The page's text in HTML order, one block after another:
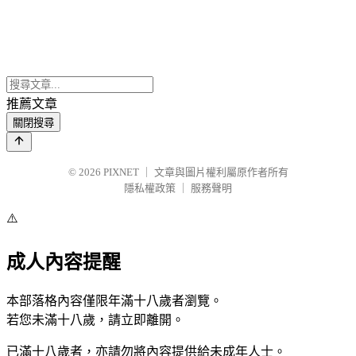
推薦文章
關閉搜尋
© 2026 PIXNET
文章與圖片權利屬原作者所有
隱私權政策
服務聲明
⚠️
成人內容提醒
本部落格內容僅限年滿十八歲者瀏覽。
若您未滿十八歲，請立即離開。
已滿十八歲者，亦請勿將內容提供給未成年人士。